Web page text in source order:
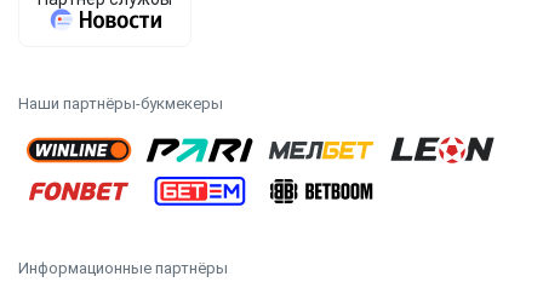
Наши партнёры-букмекеры
Информационные партнёры